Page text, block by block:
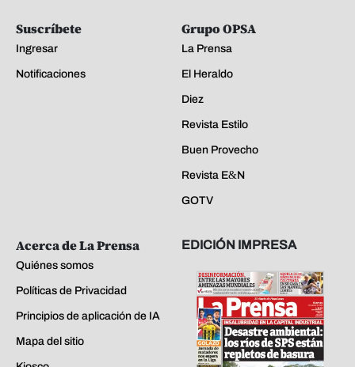
Suscríbete
Ingresar
Notificaciones
Grupo OPSA
La Prensa
El Heraldo
Diez
Revista Estilo
Buen Provecho
Revista E&N
GOTV
Acerca de La Prensa
Quiénes somos
Políticas de Privacidad
Principios de aplicación de IA
Mapa del sitio
EDICIÓN IMPRESA